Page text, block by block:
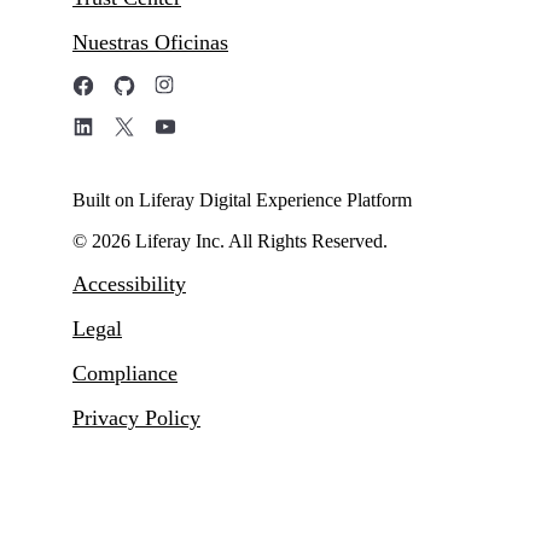
Nuestras Oficinas
Built on Liferay Digital Experience Platform
© 2026 Liferay Inc. All Rights Reserved.
Accessibility
Legal
Compliance
Privacy Policy